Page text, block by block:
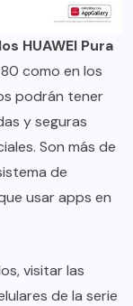
HUAWEI Pura
como en los
podrán tener
y seguras
Son más de
de
usar apps en
visitar las
de la serie